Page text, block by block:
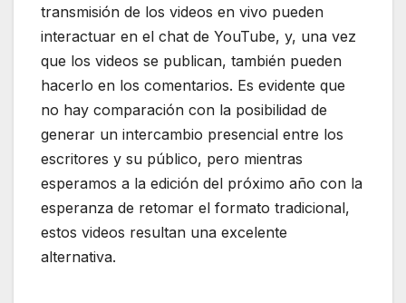
transmisión de los videos en vivo pueden
interactuar en el chat de YouTube, y, una vez
que los videos se publican, también pueden
hacerlo en los comentarios. Es evidente que
no hay comparación con la posibilidad de
generar un intercambio presencial entre los
escritores y su público, pero mientras
esperamos a la edición del próximo año con la
esperanza de retomar el formato tradicional,
estos videos resultan una excelente
alternativa.